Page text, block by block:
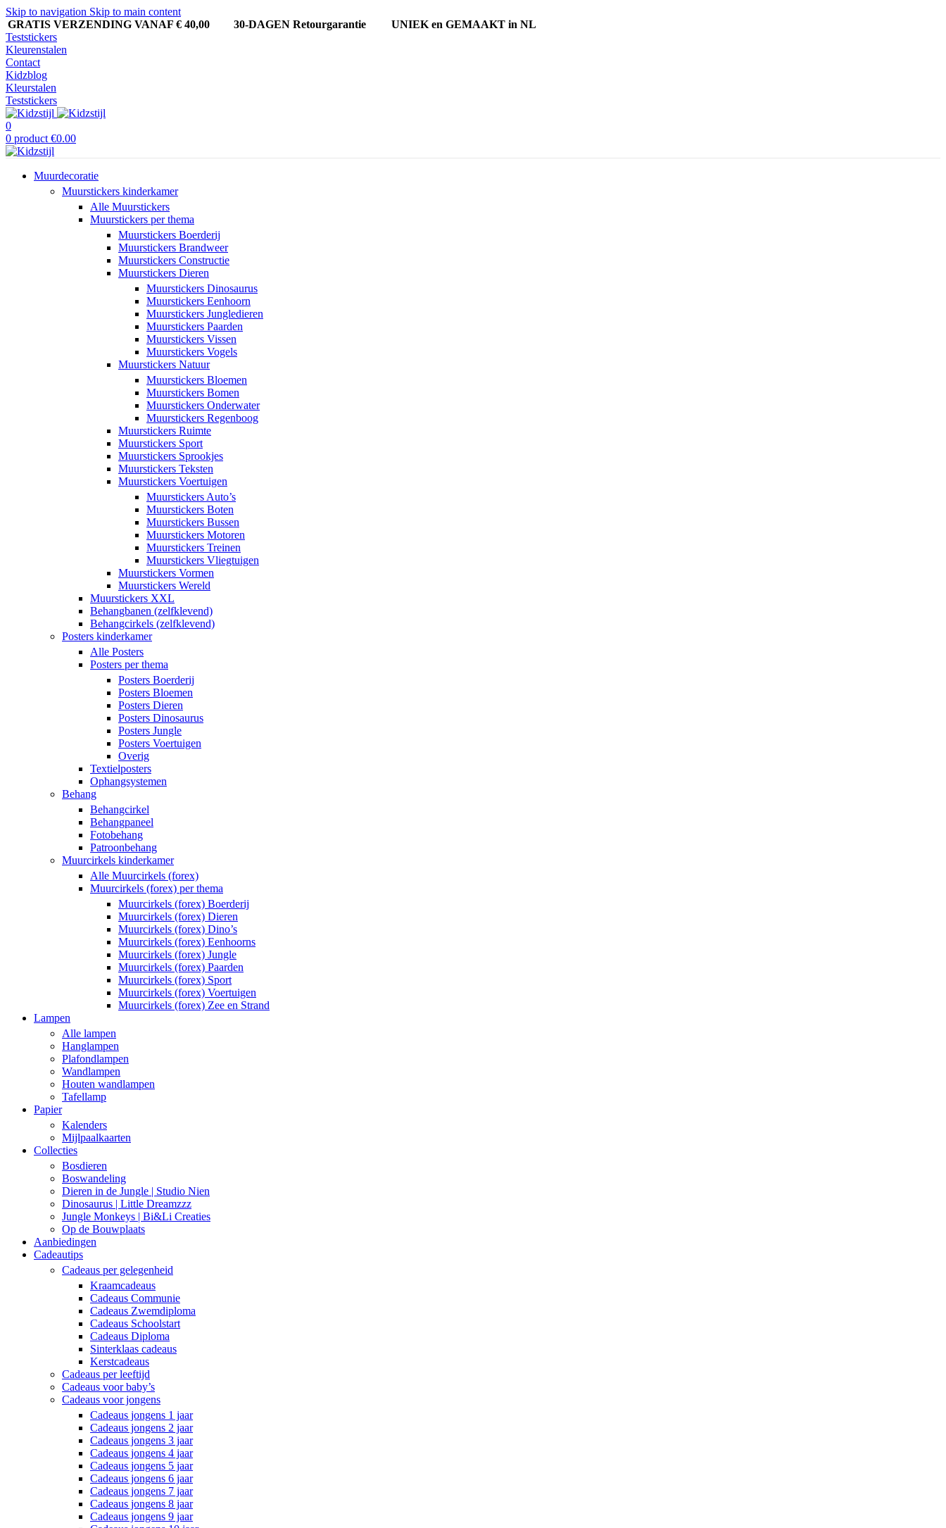
Skip to navigation Skip to main content
GRATIS VERZENDING VANAF € 40,00
30-DAGEN Retourgarantie UNIEK en GEMAAKT in NL
Teststickers
Kleurenstalen
Contact
Kidzblog
Kleurstalen
Teststickers
0
0 product €0.00
Muurdecoratie
Muurstickers kinderkamer
Alle Muurstickers
Muurstickers per thema
Muurstickers Boerderij
Muurstickers Brandweer
Muurstickers Constructie
Muurstickers Dieren
Muurstickers Dinosaurus
Muurstickers Eenhoorn
Muurstickers Jungledieren
Muurstickers Paarden
Muurstickers Vissen
Muurstickers Vogels
Muurstickers Natuur
Muurstickers Bloemen
Muurstickers Bomen
Muurstickers Onderwater
Muurstickers Regenboog
Muurstickers Ruimte
Muurstickers Sport
Muurstickers Sprookjes
Muurstickers Teksten
Muurstickers Voertuigen
Muurstickers Auto’s
Muurstickers Boten
Muurstickers Bussen
Muurstickers Motoren
Muurstickers Treinen
Muurstickers Vliegtuigen
Muurstickers Vormen
Muurstickers Wereld
Muurstickers XXL
Behangbanen (zelfklevend)
Behangcirkels (zelfklevend)
Posters kinderkamer
Alle Posters
Posters per thema
Posters Boerderij
Posters Bloemen
Posters Dieren
Posters Dinosaurus
Posters Jungle
Posters Voertuigen
Overig
Textielposters
Ophangsystemen
Behang
Behangcirkel
Behangpaneel
Fotobehang
Patroonbehang
Muurcirkels kinderkamer
Alle Muurcirkels (forex)
Muurcirkels (forex) per thema
Muurcirkels (forex) Boerderij
Muurcirkels (forex) Dieren
Muurcirkels (forex) Dino’s
Muurcirkels (forex) Eenhoorns
Muurcirkels (forex) Jungle
Muurcirkels (forex) Paarden
Muurcirkels (forex) Sport
Muurcirkels (forex) Voertuigen
Muurcirkels (forex) Zee en Strand
Lampen
Alle lampen
Hanglampen
Plafondlampen
Wandlampen
Houten wandlampen
Tafellamp
Papier
Kalenders
Mijlpaalkaarten
Collecties
Bosdieren
Boswandeling
Dieren in de Jungle | Studio Nien
Dinosaurus | Little Dreamzzz
Jungle Monkeys | Bi&Li Creaties
Op de Bouwplaats
Aanbiedingen
Cadeautips
Cadeaus per gelegenheid
Kraamcadeaus
Cadeaus Communie
Cadeaus Zwemdiploma
Cadeaus Schoolstart
Cadeaus Diploma
Sinterklaas cadeaus
Kerstcadeaus
Cadeaus per leeftijd
Cadeaus voor baby’s
Cadeaus voor jongens
Cadeaus jongens 1 jaar
Cadeaus jongens 2 jaar
Cadeaus jongens 3 jaar
Cadeaus jongens 4 jaar
Cadeaus jongens 5 jaar
Cadeaus jongens 6 jaar
Cadeaus jongens 7 jaar
Cadeaus jongens 8 jaar
Cadeaus jongens 9 jaar